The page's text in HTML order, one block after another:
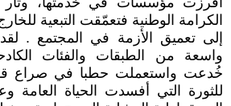
الكرامة الوطنية فتعمّقت التبعية
إلى تعميق الأزمة في المجتمع .
واسعة من الطبقات والفئات
خُدعت واستعملت حطبا في صراع
للثورة التي أفسدت الحياة العامة